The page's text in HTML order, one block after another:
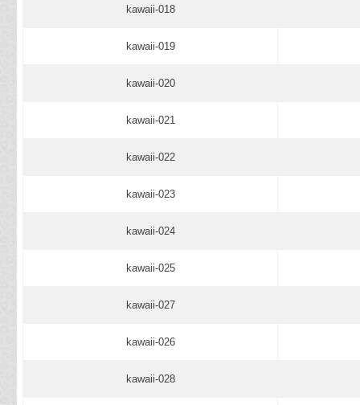
kawaii-018
kawaii-019
kawaii-020
kawaii-021
kawaii-022
kawaii-023
kawaii-024
kawaii-025
kawaii-027
kawaii-026
kawaii-028